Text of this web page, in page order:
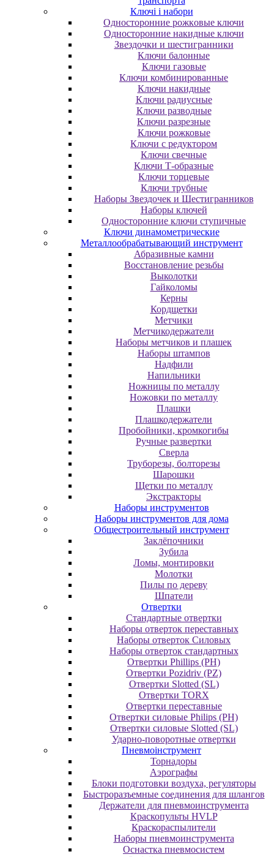
Ключі і набори
Oднocтopoнниe poжкoвыe ключи
Oднocтopoнниe нaкидныe ключи
Звездочки и шестигранники
Ключи балонные
Ключи газовые
Ключи комбинированные
Ключи накидные
Ключи радиусные
Ключи разводные
Ключи разрезные
Ключи рожковые
Ключи с редуктором
Ключи свечные
Ключи Т-образные
Ключи торцевые
Ключи трубные
Наборы Звездочек и Шестигранников
Наборы ключей
Односторонние ключи ступичные
Ключи динамометрические
Металлообрабатывающий инструмент
Абразивные камни
Восстановление резьбы
Выколотки
Гайколомы
Керны
Кордщетки
Метчики
Метчикодержатели
Наборы метчиков и плашек
Наборы штампов
Надфили
Напильники
Ножницы по металлу
Ножовки по металлу
Плашки
Плашкодержатели
Пробойники, кромкогибы
Ручные развертки
Сверла
Труборезы, болторезы
Шарошки
Щетки по металлу
Экcтpaктopы
Наборы инструментов
Наборы инструментов для дома
Общестроительный инструмент
Заклёпочники
Зубила
Ломы, монтировки
Молотки
Пилы по дереву
Шпатели
Отвертки
Cтандартные отвертки
Наборы отверток переставных
Наборы отверток Силовых
Наборы отверток стандартных
Отвертки Phillips (PH)
Отвертки Pozidriv (PZ)
Отвертки Slotted (SL)
Отвертки TORX
Отвертки переставные
Отвертки силовые Philips (PH)
Отвертки силовые Slotted (SL)
Ударно-поворотные отвертки
Пневмоінструмент
Topнaдopы
Аэрографы
Блоки подготовки воздуха, регуляторы
Быстроразъемные соединения для шлангов
Держатели для пневмоинструмента
Краскопульты HVLP
Краскораспылители
Наборы пневмоинструмента
Оснастка пневмосистем